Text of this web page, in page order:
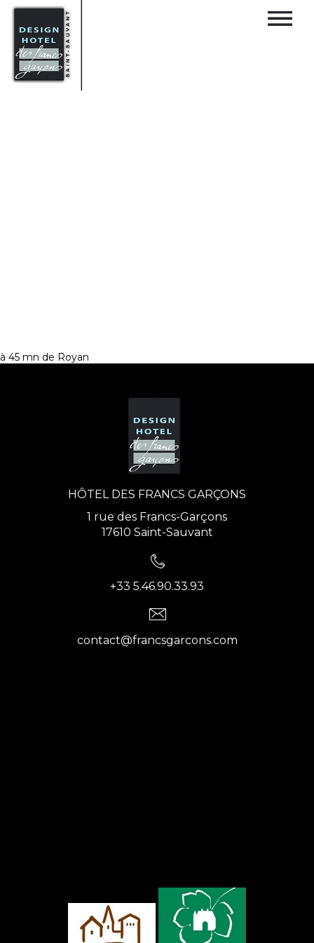
à 45 mn de Royan
HÔTEL DES FRANCS GARÇONS
1 rue des Francs-Garçons
17610 Saint-Sauvant
+33 5.46.90.33.93
contact@francsgarcons.com